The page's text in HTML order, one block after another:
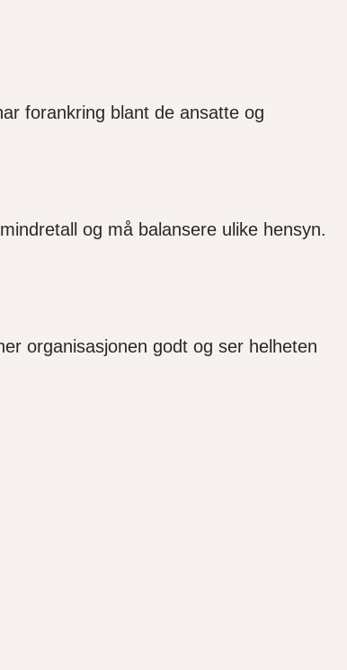
forankring blant de ansatte og
og må balansere ulike hensyn.
organisasjonen godt og ser helheten